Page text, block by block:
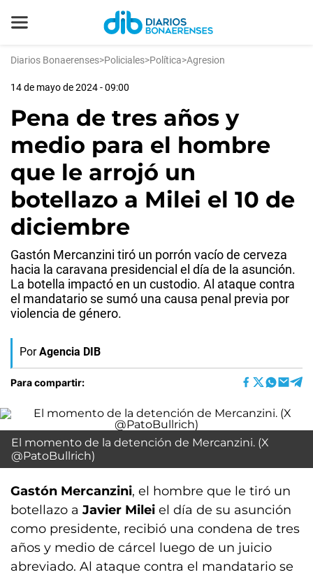
Diarios Bonaerenses>Policiales>Política>Agresion
14 de mayo de 2024 - 09:00
Pena de tres años y
medio para el hombre
que le arrojó un
botellazo a Milei el 10 de
diciembre
Gastón Mercanzini tiró un porrón vacío de cerveza
hacia la caravana presidencial el día de la asunción.
La botella impactó en un custodio. Al ataque contra
el mandatario se sumó una causa penal previa por
violencia de género.
Por Agencia DIB
Para compartir:
El momento de la detención de Mercanzini. (X
@PatoBullrich)
Gastón Mercanzini, el hombre que le tiró un
botellazo a Javier Milei el día de su asunción
como presidente, recibió una condena de tres
años y medio de cárcel luego de un juicio
abreviado. Al ataque contra el mandatario se